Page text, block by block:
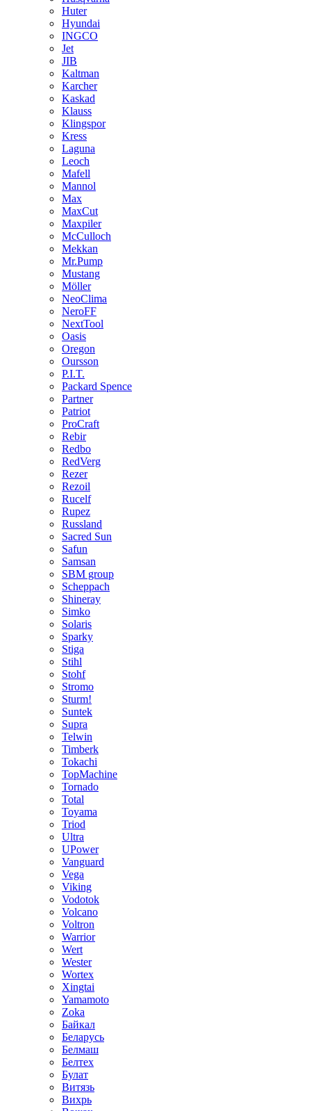
Huter
Hyundai
INGCO
Jet
JIB
Kaltman
Karcher
Kaskad
Klauss
Klingspor
Kress
Laguna
Leoch
Mafell
Mannol
Max
MaxCut
Maxpiler
McCulloch
Mekkan
Mr.Pump
Mustang
Möller
NeoClima
NeroFF
NextTool
Oasis
Oregon
Oursson
P.I.T.
Packard Spence
Partner
Patriot
ProCraft
Rebir
Redbo
RedVerg
Rezer
Rezoil
Rucelf
Rupez
Russland
Sacred Sun
Safun
Samsan
SBM group
Scheppach
Shineray
Simko
Solaris
Sparky
Stiga
Stihl
Stohf
Stromo
Sturm!
Suntek
Supra
Telwin
Timberk
Tokachi
TopMachine
Tornado
Total
Toyama
Triod
Ultra
UPower
Vanguard
Vega
Viking
Vodotok
Volcano
Voltron
Warrior
Wert
Wester
Wortex
Xingtai
Yamamoto
Zoka
Байкал
Беларусь
Белмаш
Белтех
Булат
Витязь
Вихрь